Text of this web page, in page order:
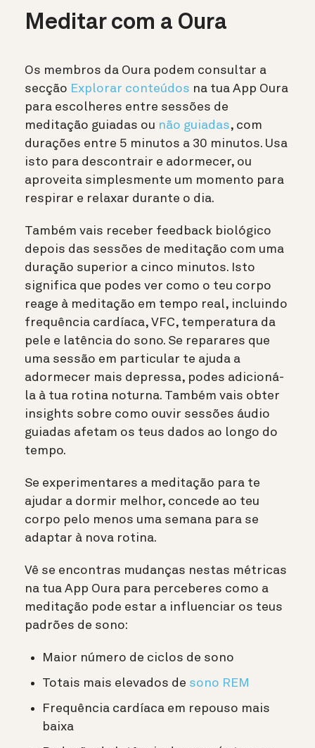
Meditar com a Oura
Os membros da Oura podem consultar a
secção Explorar conteúdos na tua App Oura
para escolheres entre sessões de
meditação guiadas ou não guiadas, com
durações entre 5 minutos a 30 minutos. Usa
isto para descontrair e adormecer, ou
aproveita simplesmente um momento para
respirar e relaxar durante o dia.
Também vais receber feedback biológico
depois das sessões de meditação com uma
duração superior a cinco minutos. Isto
significa que podes ver como o teu corpo
reage à meditação em tempo real, incluindo
frequência cardíaca, VFC, temperatura da
pele e latência do sono. Se reparares que
uma sessão em particular te ajuda a
adormecer mais depressa, podes adicioná-
la à tua rotina noturna. Também vais obter
insights sobre como ouvir sessões áudio
guiadas afetam os teus dados ao longo do
tempo.
Se experimentares a meditação para te
ajudar a dormir melhor, concede ao teu
corpo pelo menos uma semana para se
adaptar à nova rotina.
Vê se encontras mudanças nestas métricas
na tua App Oura para perceberes como a
meditação pode estar a influenciar os teus
padrões de sono:
Maior número de ciclos de sono
Totais mais elevados de sono REM
Frequência cardíaca em repouso mais
baixa